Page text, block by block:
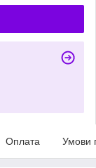
Оплата Умови